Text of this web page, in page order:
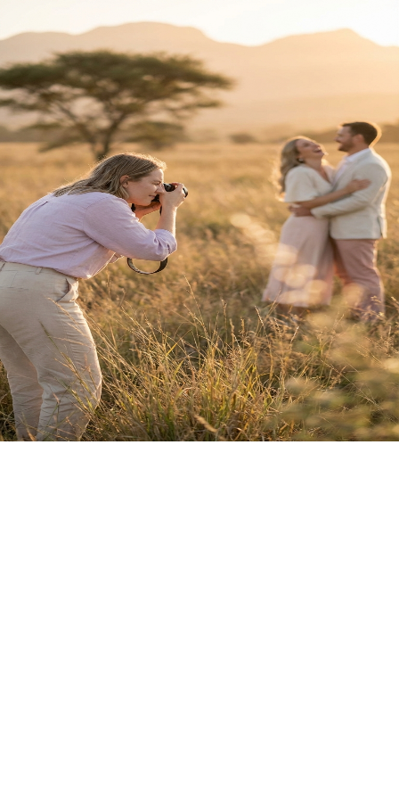
Trou Idees
WelkomTerug
Teken hier in.
E-pos Adres
WagwoordVergeet?
Teken In
Nog nie 'n lid nie? Registreer hier
Jou reis saamTrou Ideesbegin
hier.
Ons gebruik koekies om jou ervaring te verbeter.
Privaatheidsbeleid vir meer inligting.
Aanvaar Weier